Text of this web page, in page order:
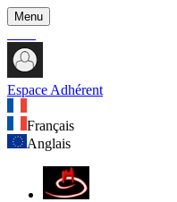
Menu
Espace Adhérent
Français
Anglais